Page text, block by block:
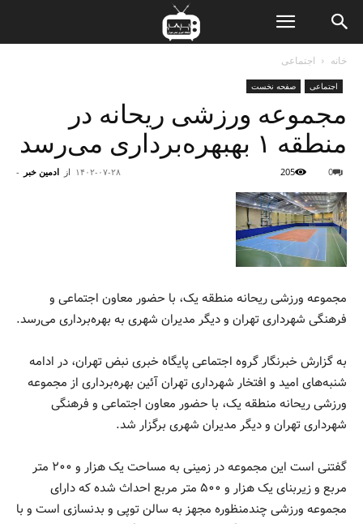
خانه اجتماعی
اجتماعی صفحه نخست
مجموعه ورزشی ریحانه در
منطقه ۱ بهبهره‌برداری می‌رسد
از ادمین خبر - ۱۴۰۲-۰۷-۲۸ 0
205
مجموعه ورزشی ریحانه منطقه یک، با حضور معاون اجتماعی و
فرهنگی شهرداری تهران و دیگر مدیران شهری به بهره‌برداری می‌رسد.
به گزارش خبرنگار گروه اجتماعی پایگاه خبری نبض تهران، در ادامه
شنبه‌های امید و افتخار شهرداری تهران آئین بهره‌برداری از مجموعه
ورزشی ریحانه منطقه یک، با حضور معاون اجتماعی و فرهنگی
شهرداری تهران و دیگر مدیران شهری برگزار شد.
گفتنی است این مجموعه در زمینی به مساحت یک هزار و ۲۰۰ متر
مربع و زیربنای یک هزار و ۵۰۰ متر مربع احداث شده که دارای
مجموعه ورزشی چندمنظوره مجهز به سالن توپی و بدنسازی است و با